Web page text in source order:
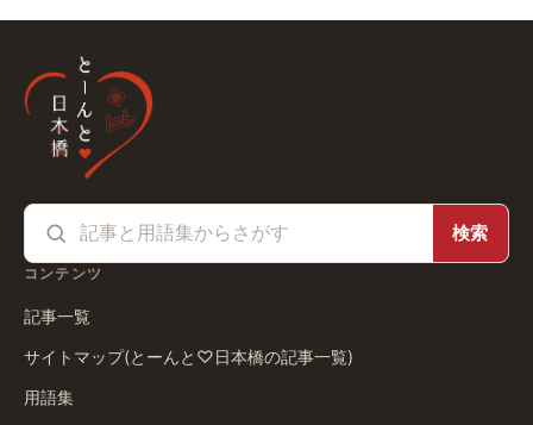
検索
コンテンツ
記事一覧
サイトマップ(とーんと♡日本橋の記事一覧)
用語集